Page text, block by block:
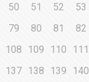
50 51 52 53
79 80 81 82
108 109 110 111
137 138 139 140